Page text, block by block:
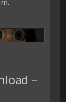
–